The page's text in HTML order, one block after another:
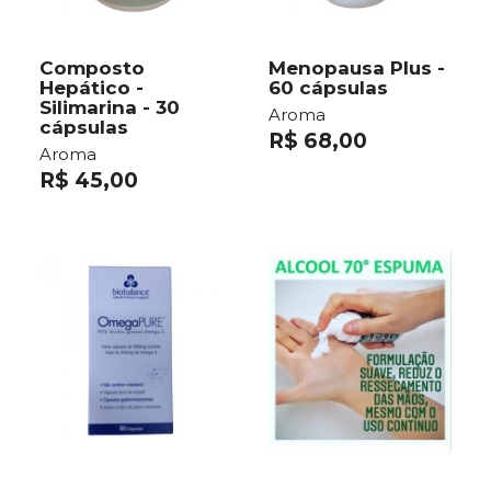
Composto
Hepático -
Silimarina - 30
cápsulas
Aroma
R$ 45,00
Menopausa Plus -
60 cápsulas
Aroma
R$ 68,00